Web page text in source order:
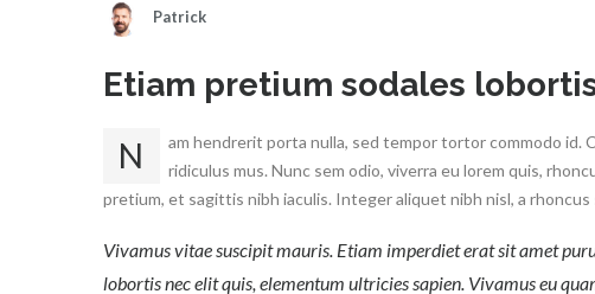
Patrick
Etiam pretium sodales
N
am hendrerit porta nulla, sed tempor tortor commodo
ridiculus mus. Nunc sem odio, viverra eu lorem quis,
pretium, et sagittis nibh iaculis. Integer aliquet nibh nisl, a
Vivamus vitae suscipit mauris. Etiam imperdiet erat sit amet
lobortis nec elit quis, elementum ultricies sapien. Vivamus eu